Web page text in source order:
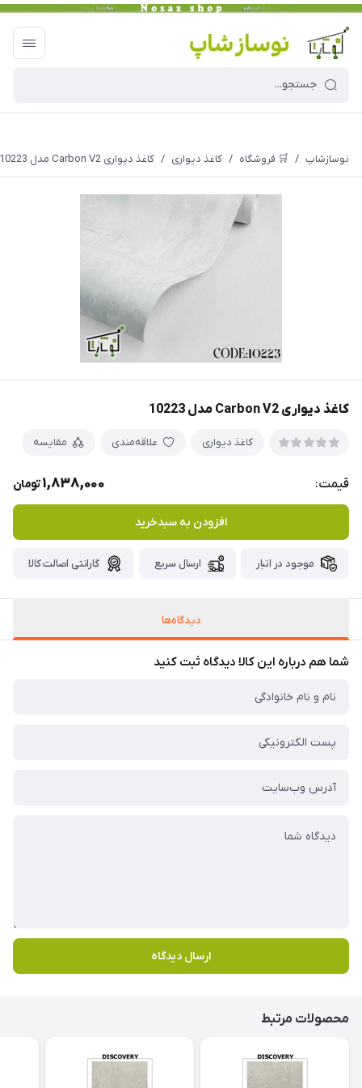
نوسازشاپ / 🛒 فروشگاه / کاغذ دیواری / کاغذ دیواری Carbon V2 مدل 10223
کاغذ دیواری Carbon V2 مدل 10223
کاغذ دیواری علاقه‌مندی مقایسه
قیمت: 1,838,000تومان
افزودن به سبدخرید
موجود در انبار ارسال سریع گارانتی اصالت کالا
دیدگاه‌ها
شما هم درباره این کالا دیدگاه ثبت کنید
ارسال دیدگاه
محصولات مرتبط